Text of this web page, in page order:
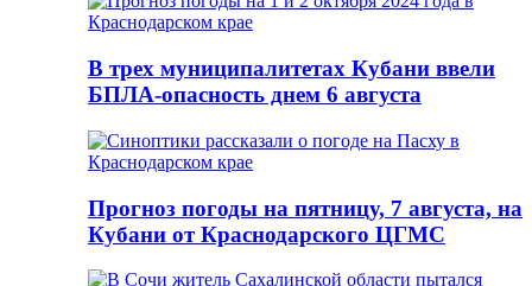
В трех муниципалитетах Кубани ввели
БПЛА-опасность днем 6 августа
Прогноз погоды на пятницу, 7 августа, на
Кубани от Краснодарского ЦГМС